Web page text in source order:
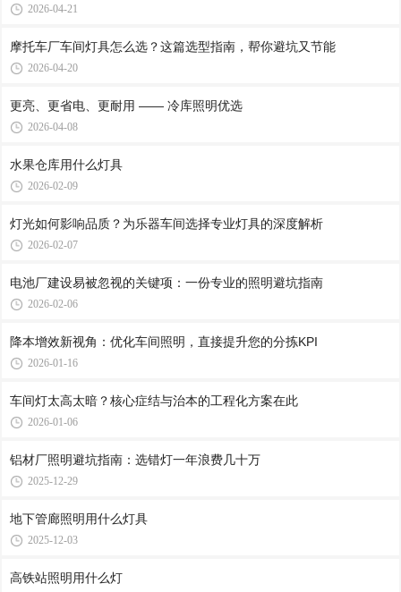
2026-04-21
摩托车厂车间灯具怎么选？这篇选型指南，帮你避坑又节能
2026-04-20
更亮、更省电、更耐用 —— 冷库照明优选
2026-04-08
水果仓库用什么灯具
2026-02-09
灯光如何影响品质？为乐器车间选择专业灯具的深度解析
2026-02-07
电池厂建设易被忽视的关键项：一份专业的照明避坑指南
2026-02-06
降本增效新视角：优化车间照明，直接提升您的分拣KPI
2026-01-16
车间灯太高太暗？核心症结与治本的工程化方案在此
2026-01-06
铝材厂照明避坑指南：选错灯一年浪费几十万
2025-12-29
地下管廊照明用什么灯具
2025-12-03
高铁站照明用什么灯